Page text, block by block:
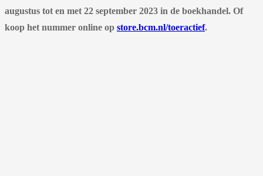
augustus tot en met 22 september 2023 in de boekhandel. Of
koop het nummer online op store.bcm.nl/toeractief.